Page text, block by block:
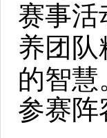
赛事活
养团
的智慧
参赛阵